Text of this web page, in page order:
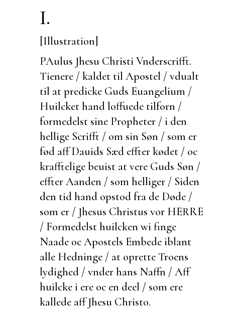
I.
[Illustration]
PAulus Jhesu ChristiVnderscrifft.
Tienere / kaldet til Apostel / vdualt
til at predicke Guds Euangelium /
Huilcket hand loffuede tilforn /
formedelst sine Propheter / i den
hellige Scrifft / om sin Søn / som er
fød aff Dauids Sæd effter kødet / oc
krafftelige beuist at vere Guds Søn /
effter Aanden / som helliger / Siden
den tid hand opstod fra de Døde /
som er / Jhesus Christus vor HERRE
/ Formedelst huilcken wifinge
Naade oc Apostels Embede iblant
alle Hedninge / at oprette Troens
lydighed / vnder hans Naffn / Aff
huilcke i ere oc en deel / som ere
kallede aff Jhesu Christo.